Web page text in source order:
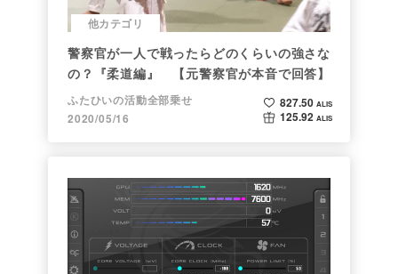
他カテゴリ
警察官が一人で戦ったらどのくらいの強さな
の？『柔道編』 【元警察官が本音で回答】
ふたひいの活動全部乗せ
2020/05/16
827.50 ALIS
125.92 ALIS